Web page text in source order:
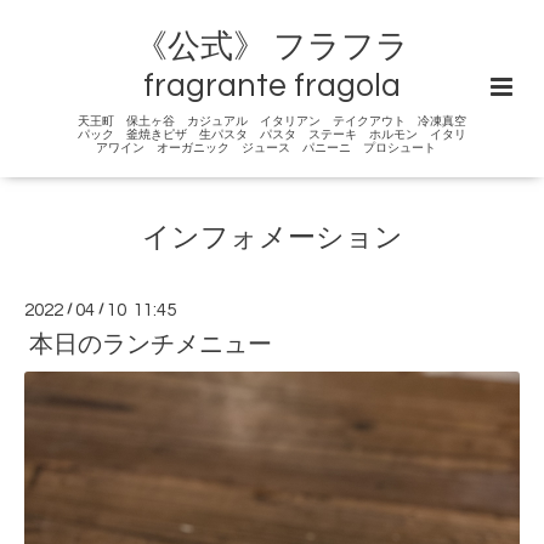
《公式》 フラフラ
fragrante fragola
天王町 保土ヶ谷 カジュアル イタリアン テイクアウト 冷凍真空
パック 釜焼きピザ 生パスタ パスタ ステーキ ホルモン イタリ
アワイン オーガニック ジュース パニーニ プロシュート
インフォメーション
2022 /04 / 10 11:45
本日のランチメニュー